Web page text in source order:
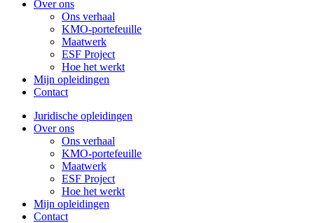
Over ons
Ons verhaal
KMO-portefeuille
Maatwerk
ESF Project
Hoe het werkt
Mijn opleidingen
Contact
Juridische opleidingen
Over ons
Ons verhaal
KMO-portefeuille
Maatwerk
ESF Project
Hoe het werkt
Mijn opleidingen
Contact